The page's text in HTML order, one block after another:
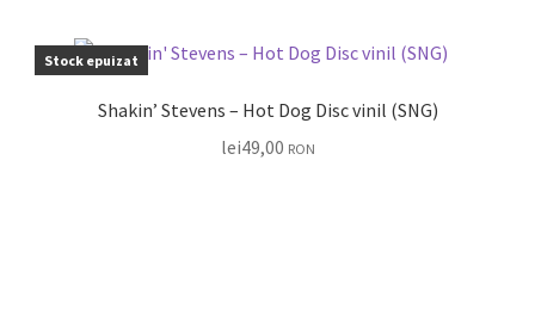
Stock epuizat
Shakin’ Stevens – Hot Dog Disc vinil (SNG)
lei49,00 RON